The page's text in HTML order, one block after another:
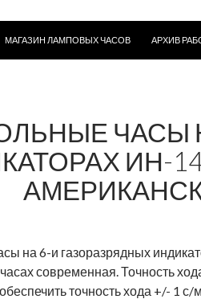
МАГАЗИН ЛАМПОВЫХ ЧАСОВ АРХИВ
ЧАСЫ
ИН-14
на 6-и газоразрядных
современная. Точность
точность хода +/- 1